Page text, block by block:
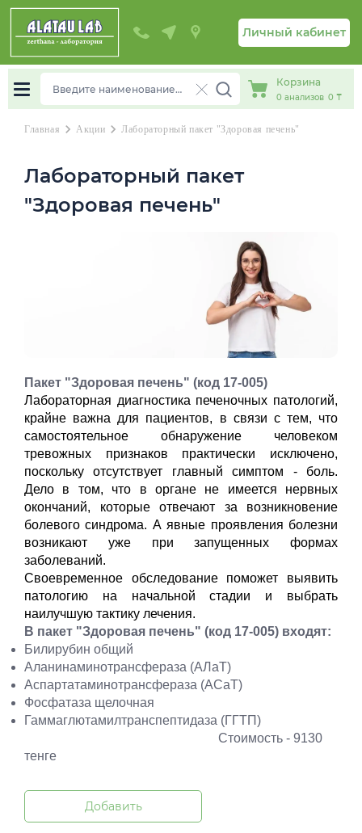
Личный кабинет
Корзина
0 анализов 0 ₸
Главная chevron_rightАкции chevron_rightЛабораторный пакет "Здоровая печень"
Лабораторный пакет
"Здоровая печень"
Пакет "Здоровая печень" (код 17-005)
Лабораторная диагностика печеночных патологий,
крайне важна для пациентов, в связи с тем, что
самостоятельное обнаружение человеком
тревожных признаков практически исключено,
поскольку отсутствует главный симптом - боль.
Дело в том, что в органе не имеется нервных
окончаний, которые отвечают за возникновение
болевого синдрома. А явные проявления болезни
возникают уже при запущенных формах
заболеваний.
Своевременное обследование поможет выявить
патологию на начальной стадии и выбрать
наилучшую тактику лечения.
В пакет "Здоровая печень" (код 17-005) входят:
Билирубин общий
Аланинаминотрансфераза (АЛаТ)
Аспартатаминотрансфераза (АСаТ)
Фосфатаза щелочная
Гаммаглютамилтранспептидаза (ГГТП)
Стоимость - 9130
тенге
Добавить